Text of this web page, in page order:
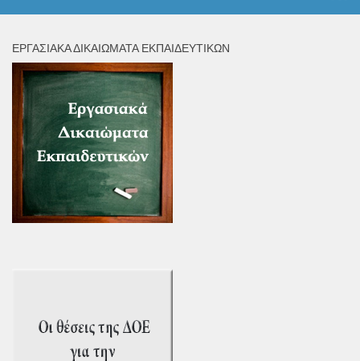
ΕΡΓΑΣΙΑΚΆ ΔΙΚΑΙΏΜΑΤΑ ΕΚΠΑΙΔΕΥΤΙΚΏΝ